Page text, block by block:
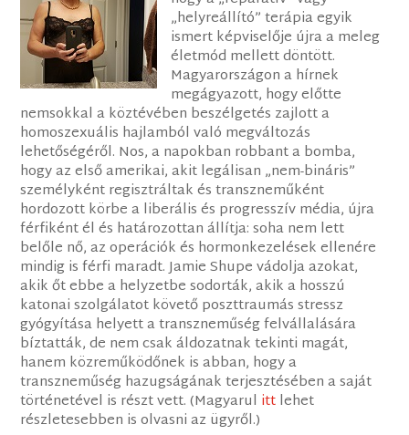
„helyreállító” terápia egyik
ismert képviselője újra a meleg
életmód mellett döntött.
Magyarországon a hírnek
megágyazott, hogy előtte
nemsokkal a köztévében beszélgetés zajlott a
homoszexuális hajlamból való megváltozás
lehetőségéről. Nos, a napokban robbant a bomba,
hogy az első amerikai, akit legálisan „nem-bináris”
személyként regisztráltak és transzneműként
hordozott körbe a liberális és progresszív média, újra
férfiként él és határozottan állítja: soha nem lett
belőle nő, az operációk és hormonkezelések ellenére
mindig is férfi maradt. Jamie Shupe vádolja azokat,
akik őt ebbe a helyzetbe sodorták, akik a hosszú
katonai szolgálatot követő poszttraumás stressz
gyógyítása helyett a transzneműség felvállalására
bíztatták, de nem csak áldozatnak tekinti magát,
hanem közreműködőnek is abban, hogy a
transzneműség hazugságának terjesztésében a saját
történetével is részt vett. (Magyarul ittlehet
részletesebben is olvasni az ügyről.)